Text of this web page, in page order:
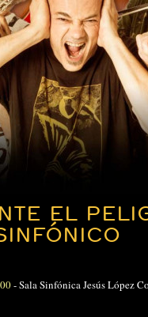
EL
-Sala Sinfónica Jesús López